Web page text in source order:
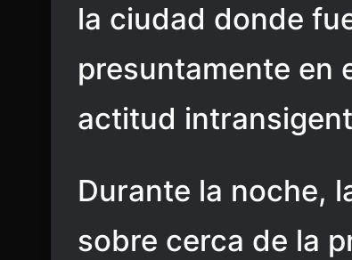
la ciudad donde
presuntamente en
actitud
Durante la noche,
sobre cerca de la